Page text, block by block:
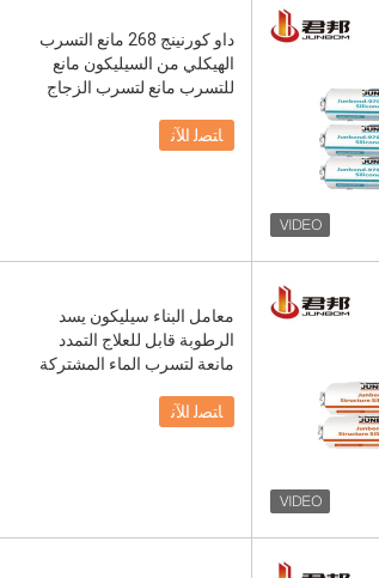
داو كورنينج 268 مانع التسرب
الهيكلي من السيليكون مانع
للتسرب مانع لتسرب الزجاج
ﺎﺘﺼﻟ ﺍﻶﻧ
معامل البناء سيليكون يسد
الرطوبة قابل للعلاج التمدد
مانعة لتسرب الماء المشتركة
ﺎﺘﺼﻟ ﺍﻶﻧ